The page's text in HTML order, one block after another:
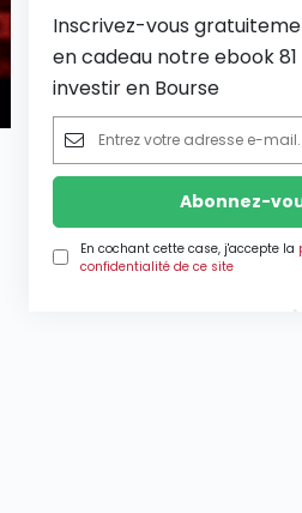
Inscrivez-vous
en cadeau notre ebook
investir en Bourse
En cochant cette case, j'accepte la
confidentialité de ce site